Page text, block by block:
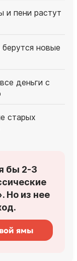
и пени растут
новые
деньги с
старых
бы 2-3
Но из нее
ямы